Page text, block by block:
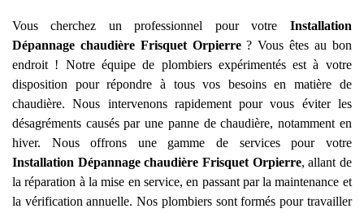
Vous cherchez un professionnel pour votre Installation
Dépannage chaudière Frisquet Orpierre? Vous êtes au bon
endroit ! Notre équipe de plombiers expérimentés est à votre
disposition pour répondre à tous vos besoins en matière de
chaudière. Nous intervenons rapidement pour vous éviter les
désagréments causés par une panne de chaudière, notamment en
hiver. Nous offrons une gamme de services pour votre
Installation Dépannage chaudière Frisquet Orpierre, allant de
la réparation à la mise en service, en passant par la maintenance et
la vérification annuelle. Nos plombiers sont formés pour travailler